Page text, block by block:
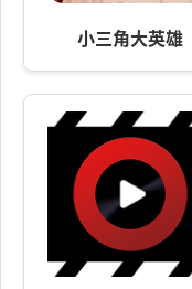
小三角大英雄